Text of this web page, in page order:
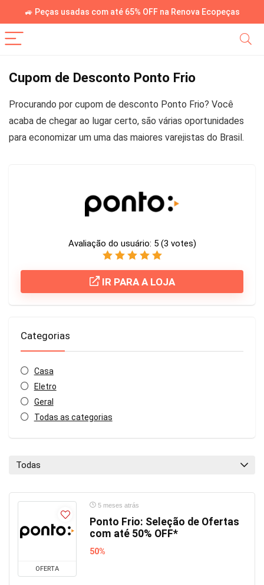
🚙 Peças usadas com até 65% OFF na Renova Ecopeças
Cupom de Desconto Ponto Frio
Procurando por cupom de desconto Ponto Frio? Você
acaba de chegar ao lugar certo, são várias oportunidades
para economizar um uma das maiores varejistas do Brasil.
Avaliação do usuário: 5 (3 votes)
IR PARA A LOJA
Categorias
Casa
Eletro
Geral
Todas as categorias
Todas
OFERTA
5 meses atrás
Ponto Frio: Seleção de Ofertas
com até 50% OFF*
50%